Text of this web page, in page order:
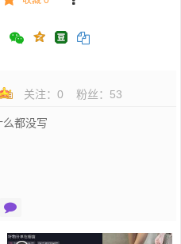
关注： 0 粉丝： 53
都没写